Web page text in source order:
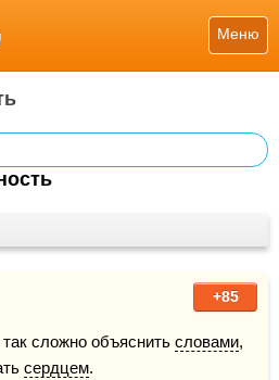
Меню
+85
сложно объяснить словами,
сердцем.